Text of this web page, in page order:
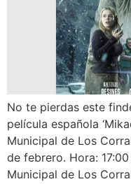
No te pierdas este
película española
Municipal de Los
de febrero. Hora:
Municipal de Los